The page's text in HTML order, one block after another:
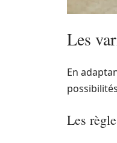
Les
En
Les